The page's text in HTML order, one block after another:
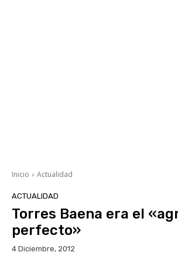
Inicio Actualidad
ACTUALIDAD
Torres Baena era el
perfecto»
4 Diciembre, 2012